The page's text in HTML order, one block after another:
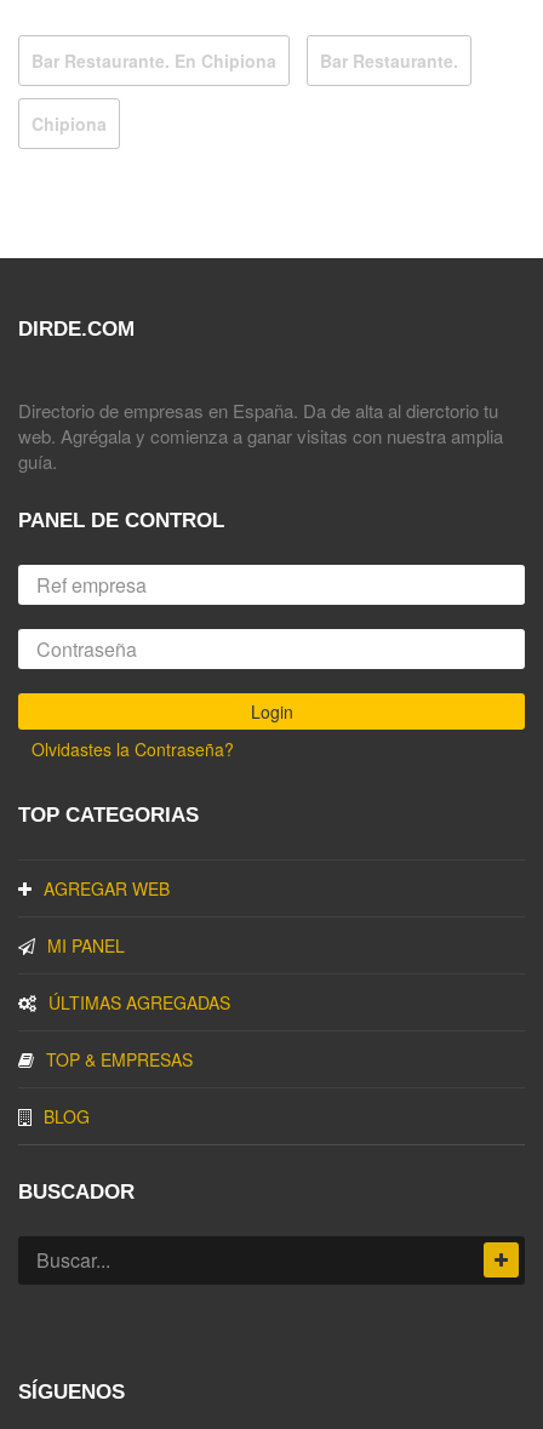
Bar Restaurante. En Chipiona Bar Restaurante.
Chipiona
DIRDE.COM
Directorio de empresas en España. Da de alta al dierctorio tu
web. Agrégala y comienza a ganar visitas con nuestra amplia
guía.
PANEL DE CONTROL
Olvidastes la Contraseña?
TOP CATEGORIAS
AGREGAR WEB
MI PANEL
ÚLTIMAS AGREGADAS
TOP & EMPRESAS
BLOG
BUSCADOR
SÍGUENOS